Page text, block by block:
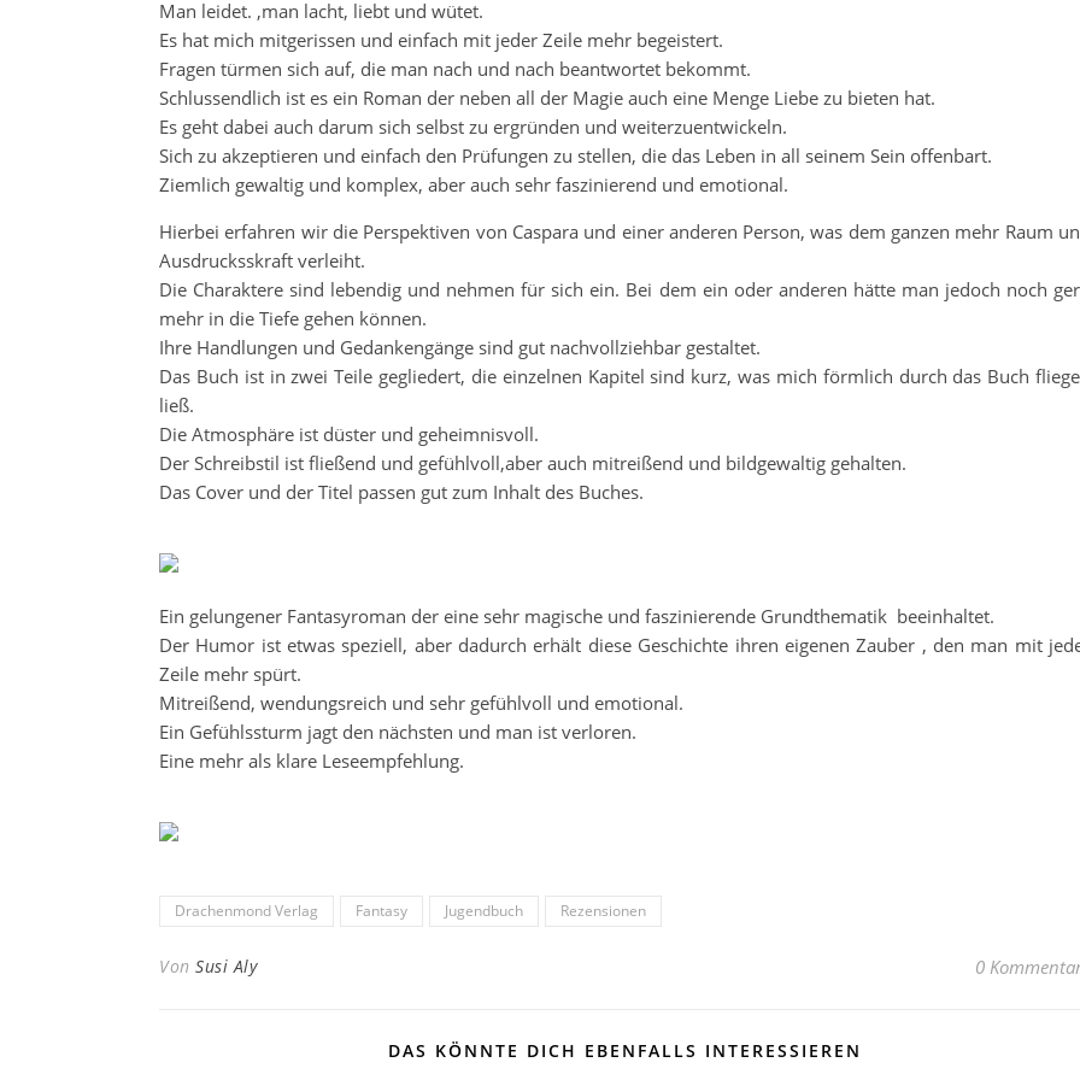
Man leidet. ,man lacht, liebt und wütet.
Es hat mich mitgerissen und einfach mit jeder Zeile mehr begeistert.
Fragen türmen sich auf, die man nach und nach beantwortet bekommt.
Schlussendlich ist es ein Roman der neben all der Magie auch eine Menge Liebe zu bieten hat.
Es geht dabei auch darum sich selbst zu ergründen und weiterzuentwickeln.
Sich zu akzeptieren und einfach den Prüfungen zu stellen, die das Leben in all seinem Sein offenbart.
Ziemlich gewaltig und komplex, aber auch sehr faszinierend und emotional.
Hierbei erfahren wir die Perspektiven von Caspara und einer anderen Person, was dem ganzen mehr Raum
Ausdrucksskraft verleiht.
Die Charaktere sind lebendig und nehmen für sich ein. Bei dem ein oder anderen hätte man jedoch noch
mehr in die Tiefe gehen können.
Ihre Handlungen und Gedankengänge sind gut nachvollziehbar gestaltet.
Das Buch ist in zwei Teile gegliedert, die einzelnen Kapitel sind kurz, was mich förmlich durch das Buch
ließ.
Die Atmosphäre ist düster und geheimnisvoll.
Der Schreibstil ist fließend und gefühlvoll,aber auch mitreißend und bildgewaltig gehalten.
Das Cover und der Titel passen gut zum Inhalt des Buches.
Ein gelungener Fantasyroman der eine sehr magische und faszinierende Grundthematik beeinhaltet.
Der Humor ist etwas speziell, aber dadurch erhält diese Geschichte ihren eigenen Zauber , den man mit
Zeile mehr spürt.
Mitreißend, wendungsreich und sehr gefühlvoll und emotional.
Ein Gefühlssturm jagt den nächsten und man ist verloren.
Eine mehr als klare Leseempfehlung.
Drachenmond Verlag Fantasy Jugendbuch Rezensionen
Von Susi Aly 0
DAS KÖNNTE DICH EBENFALLS INTERESSIEREN